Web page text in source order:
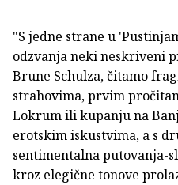
"S jedne strane u
odzvanja neki neskriveni
Brune Schulza, čitamo
strahovima, prvim
Lokrum ili kupanju na
erotskim iskustvima, a s
sentimentalna putovanja-
kroz elegične tonove